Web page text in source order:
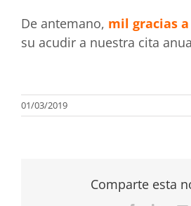
De antemano, mil gracias
su acudir a nuestra cita
01/03/2019
Comparte esta